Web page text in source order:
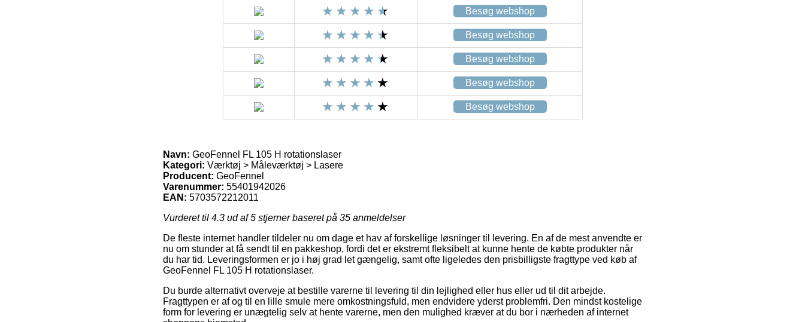
Besøg webshop
Besøg webshop
Besøg webshop
Besøg webshop
Besøg webshop
Navn: GeoFennel FL 105 H rotationslaser
Kategori: Værktøj > Måleværktøj > Lasere
Producent: GeoFennel
Varenummer: 55401942026
EAN: 5703572212011
Vurderet til 4.3 ud af 5 stjerner baseret på 35 anmeldelser
De fleste internet handler tildeler nu om dage et hav af forskellige løsninger til levering. En af de mest anvendte er
nu om stunder at få sendt til en pakkeshop, fordi det er ekstremt fleksibelt at kunne hente de købte produkter når
du har tid. Leveringsformen er jo i høj grad let gængelig, samt ofte ligeledes den prisbilligste fragttype ved køb af
GeoFennel FL 105 H rotationslaser.
Du burde alternativt overveje at bestille varerne til levering til din lejlighed eller hus eller ud til dit arbejde.
Fragttypen er af og til en lille smule mere omkostningsfuld, men endvidere yderst problemfri. Den mindst kostelige
form for levering er unægtelig selv at hente varerne, men den mulighed kræver at du bor i nærheden af internet